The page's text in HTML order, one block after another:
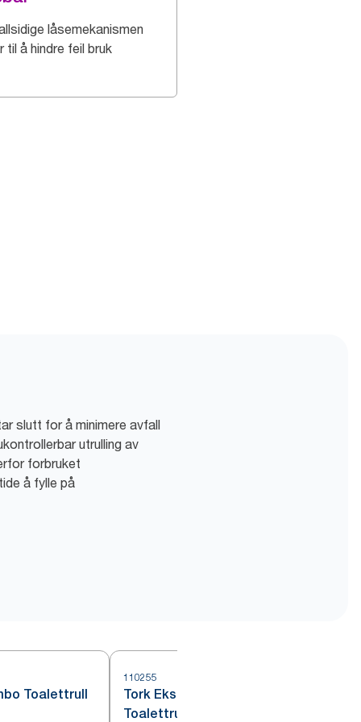
låsemekanismen
til å hindre feil bruk
slutt for å minimere avfall
utrulling av
forbruket
å fylle på
Toalettrull
110255
Tork Ekstra Myk Mini Jumbo
Toalettrull Hvit T2